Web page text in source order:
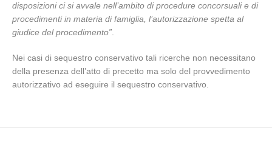
disposizioni ci si avvale nell’ambito di procedure concorsuali e di
procedimenti in materia di famiglia, l’autorizzazione spetta al
giudice del procedimento”
Nei casi di sequestro conservativo tali ricerche non necessitano
della presenza dell’atto di precetto ma solo del provvedimento
autorizzativo ad eseguire il sequestro conservativo.